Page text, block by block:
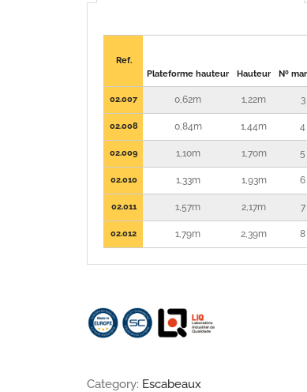
Ref.
Plateforme hauteur
Hauteur Nº
02.007 0,62m 1,22m 3
02.008 0,84m 1,44m 4
02.009 1,10m 1,70m 5
02.010 1,33m 1,93m 6
02.011 1,57m 2,17m 7
02.012 1,79m 2,39m 8
Category: Escabeaux